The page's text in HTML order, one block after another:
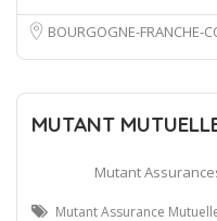
BOURGOGNE-FRANCHE-
MUTANT
Mutant
Mutant Assurance